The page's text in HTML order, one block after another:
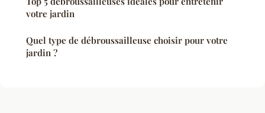
votre jardin
Quel type de débroussailleuse choisir pour votre
jardin ?